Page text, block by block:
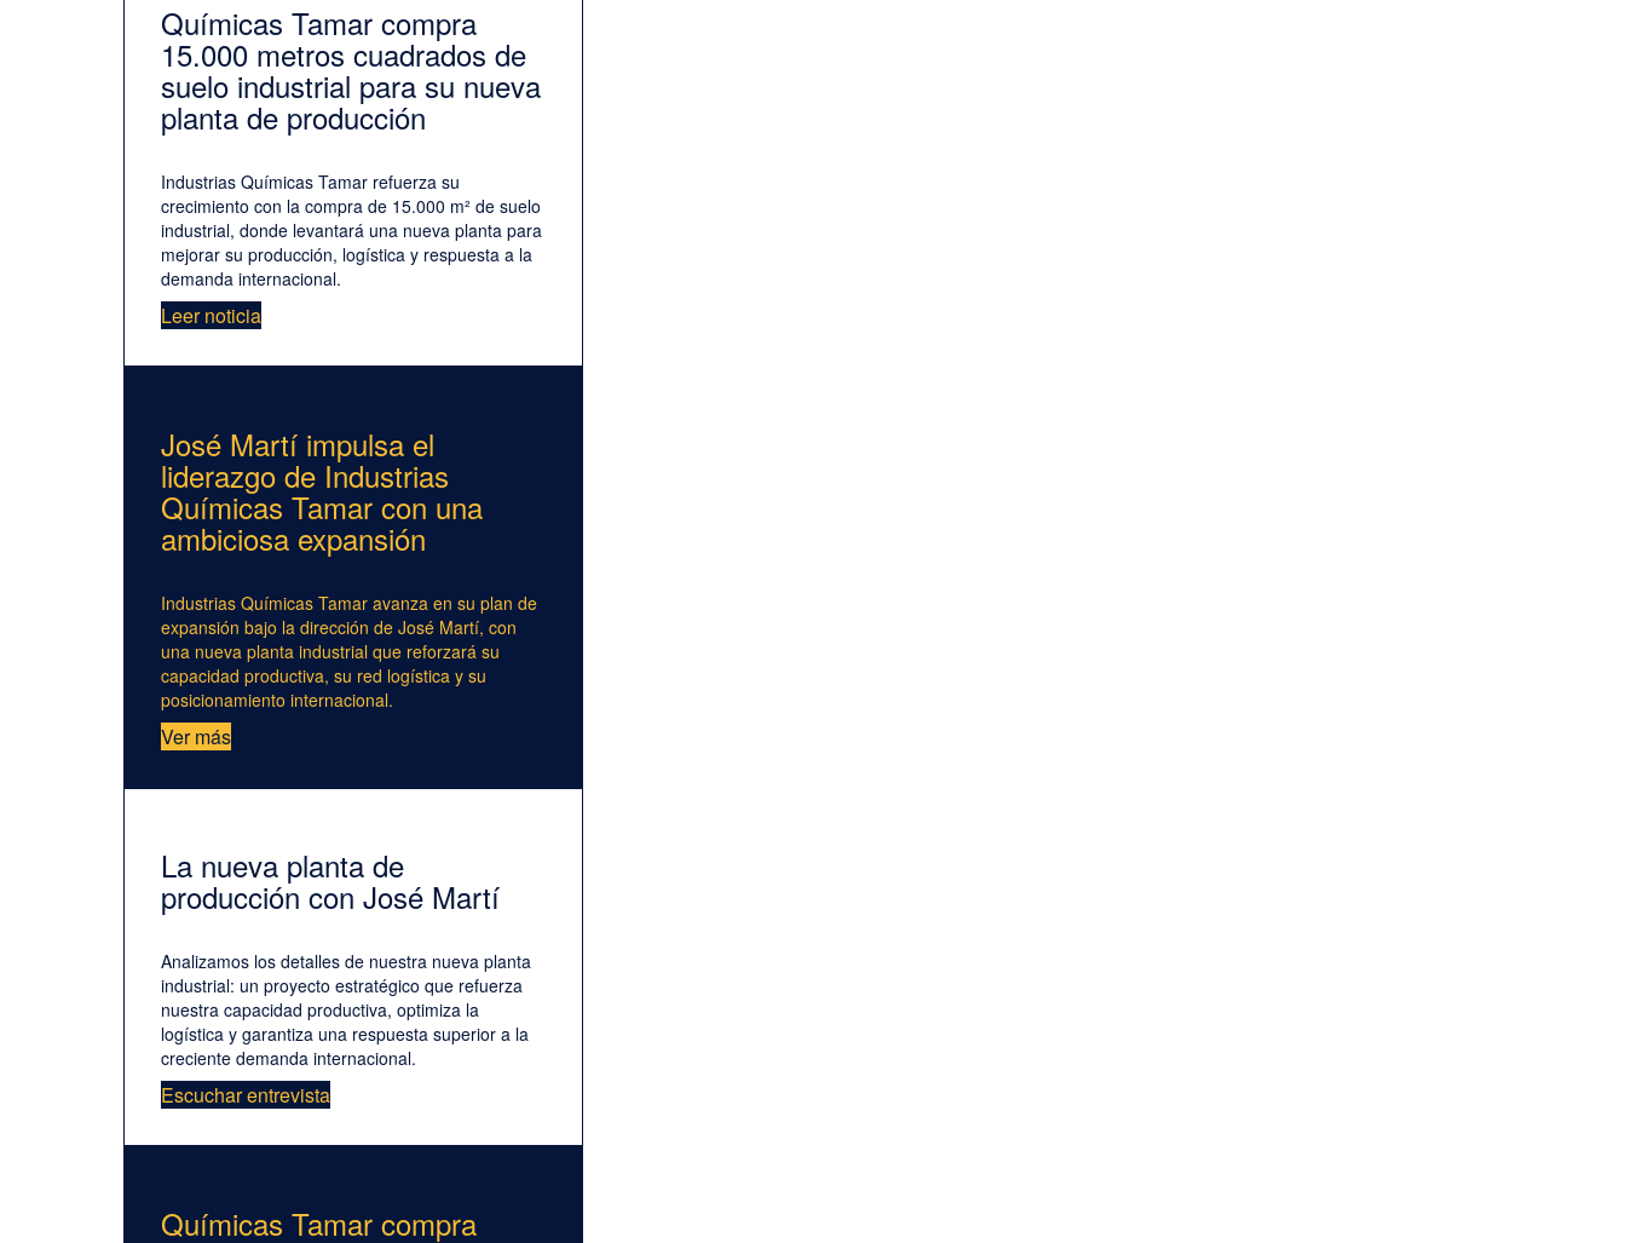
Químicas Tamar compra
15.000 metros cuadrados de
suelo industrial para su nueva
planta de producción
Industrias Químicas Tamar refuerza su
crecimiento con la compra de 15.000 m² de suelo
industrial, donde levantará una nueva planta para
mejorar su producción, logística y respuesta a la
demanda internacional.
Leer noticia
José Martí impulsa el
liderazgo de Industrias
Químicas Tamar con una
ambiciosa expansión
Industrias Químicas Tamar avanza en su plan de
expansión bajo la dirección de José Martí, con
una nueva planta industrial que reforzará su
capacidad productiva, su red logística y su
posicionamiento internacional.
Ver más
La nueva planta de
producción con José Martí
Analizamos los detalles de nuestra nueva planta
industrial: un proyecto estratégico que refuerza
nuestra capacidad productiva, optimiza la
logística y garantiza una respuesta superior a la
creciente demanda internacional.
Escuchar entrevista
Químicas Tamar compra